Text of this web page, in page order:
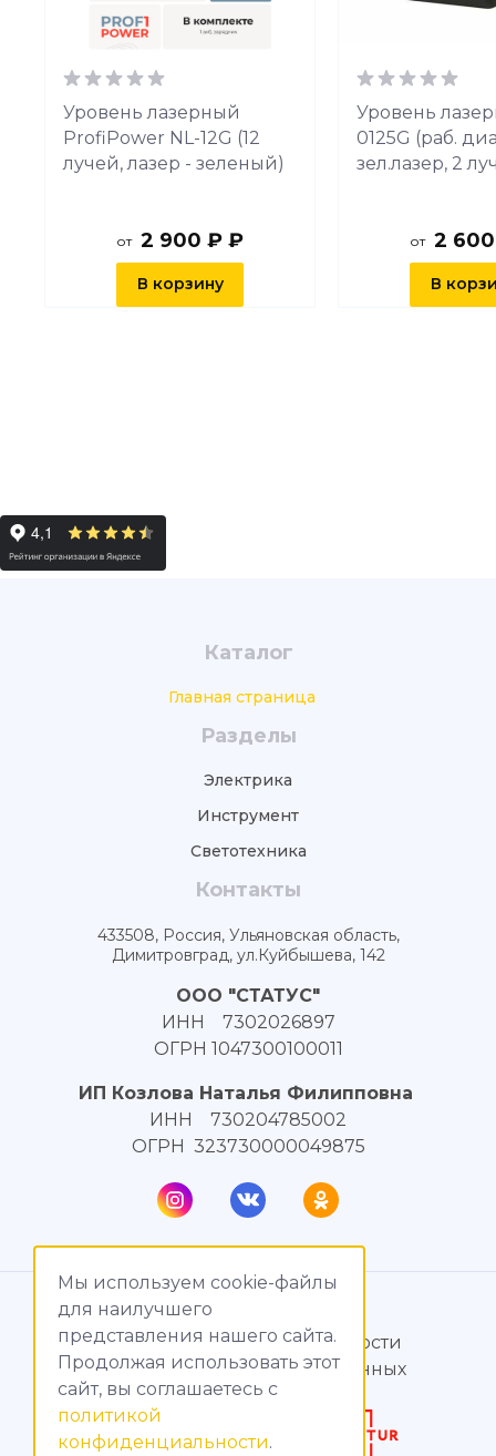
Мы используем cookie-файлы
для наилучшего
представления нашего сайта.
Продолжая использовать этот
сайт, вы соглашаетесь c
политикой
конфиденциальности.
Уровень лазерный
ProfiPower NL-12G (12
лучей, лазер - зеленый)
от 2 900 ₽ ₽
В корзину
Уровень
0125G (раб.
зел.лазер, 2
от 2
В
Каталог
Главная страница
Разделы
Электрика
Инструмент
Светотехника
Контакты
433508, Россия, Ульяновская область,
Димитровград, ул.Куйбышева, 142
ООО "СТАТУС"
ИНН 7302026897
ОГРН 1047300100011
ИП Козлова Наталья Филипповна
ИНН 730204785002
ОГРН 323730000049875
© МагияТока, 2015 – 2026
Политика конфиденциальности
Обработка персональных данных
Создание сайтов